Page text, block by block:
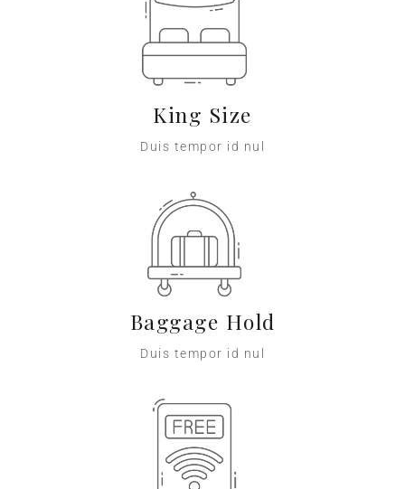
King Size
Duis tempor id nul
Baggage Hold
Duis tempor id nul